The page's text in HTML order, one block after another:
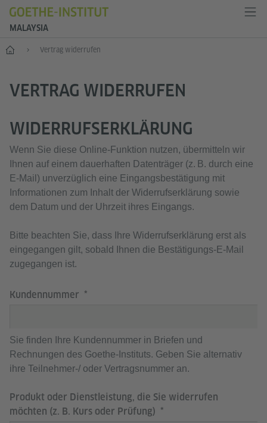
MALAYSIA
Start Vertrag widerrufen
VERTRAG WIDERRUFEN
WIDERRUFSERKLÄRUNG
Wenn Sie diese Online‑Funktion nutzen, übermitteln wir
Ihnen auf einem dauerhaften Datenträger (z. B. durch eine
E‑Mail) unverzüglich eine Eingangsbestätigung mit
Informationen zum Inhalt der Widerrufserklärung sowie
dem Datum und der Uhrzeit ihres Eingangs.
Bitte beachten Sie, dass Ihre Widerrufserklärung erst als
eingegangen gilt, sobald Ihnen die Bestätigungs‑E‑Mail
zugegangen ist.
Kundennummer
Sie finden Ihre Kundennummer in Briefen und
Rechnungen des Goethe-Instituts. Geben Sie alternativ
ihre Teilnehmer-/ oder Vertragsnummer an.
Produkt oder Dienstleistung, die Sie widerrufen
möchten (z. B. Kurs oder Prüfung)